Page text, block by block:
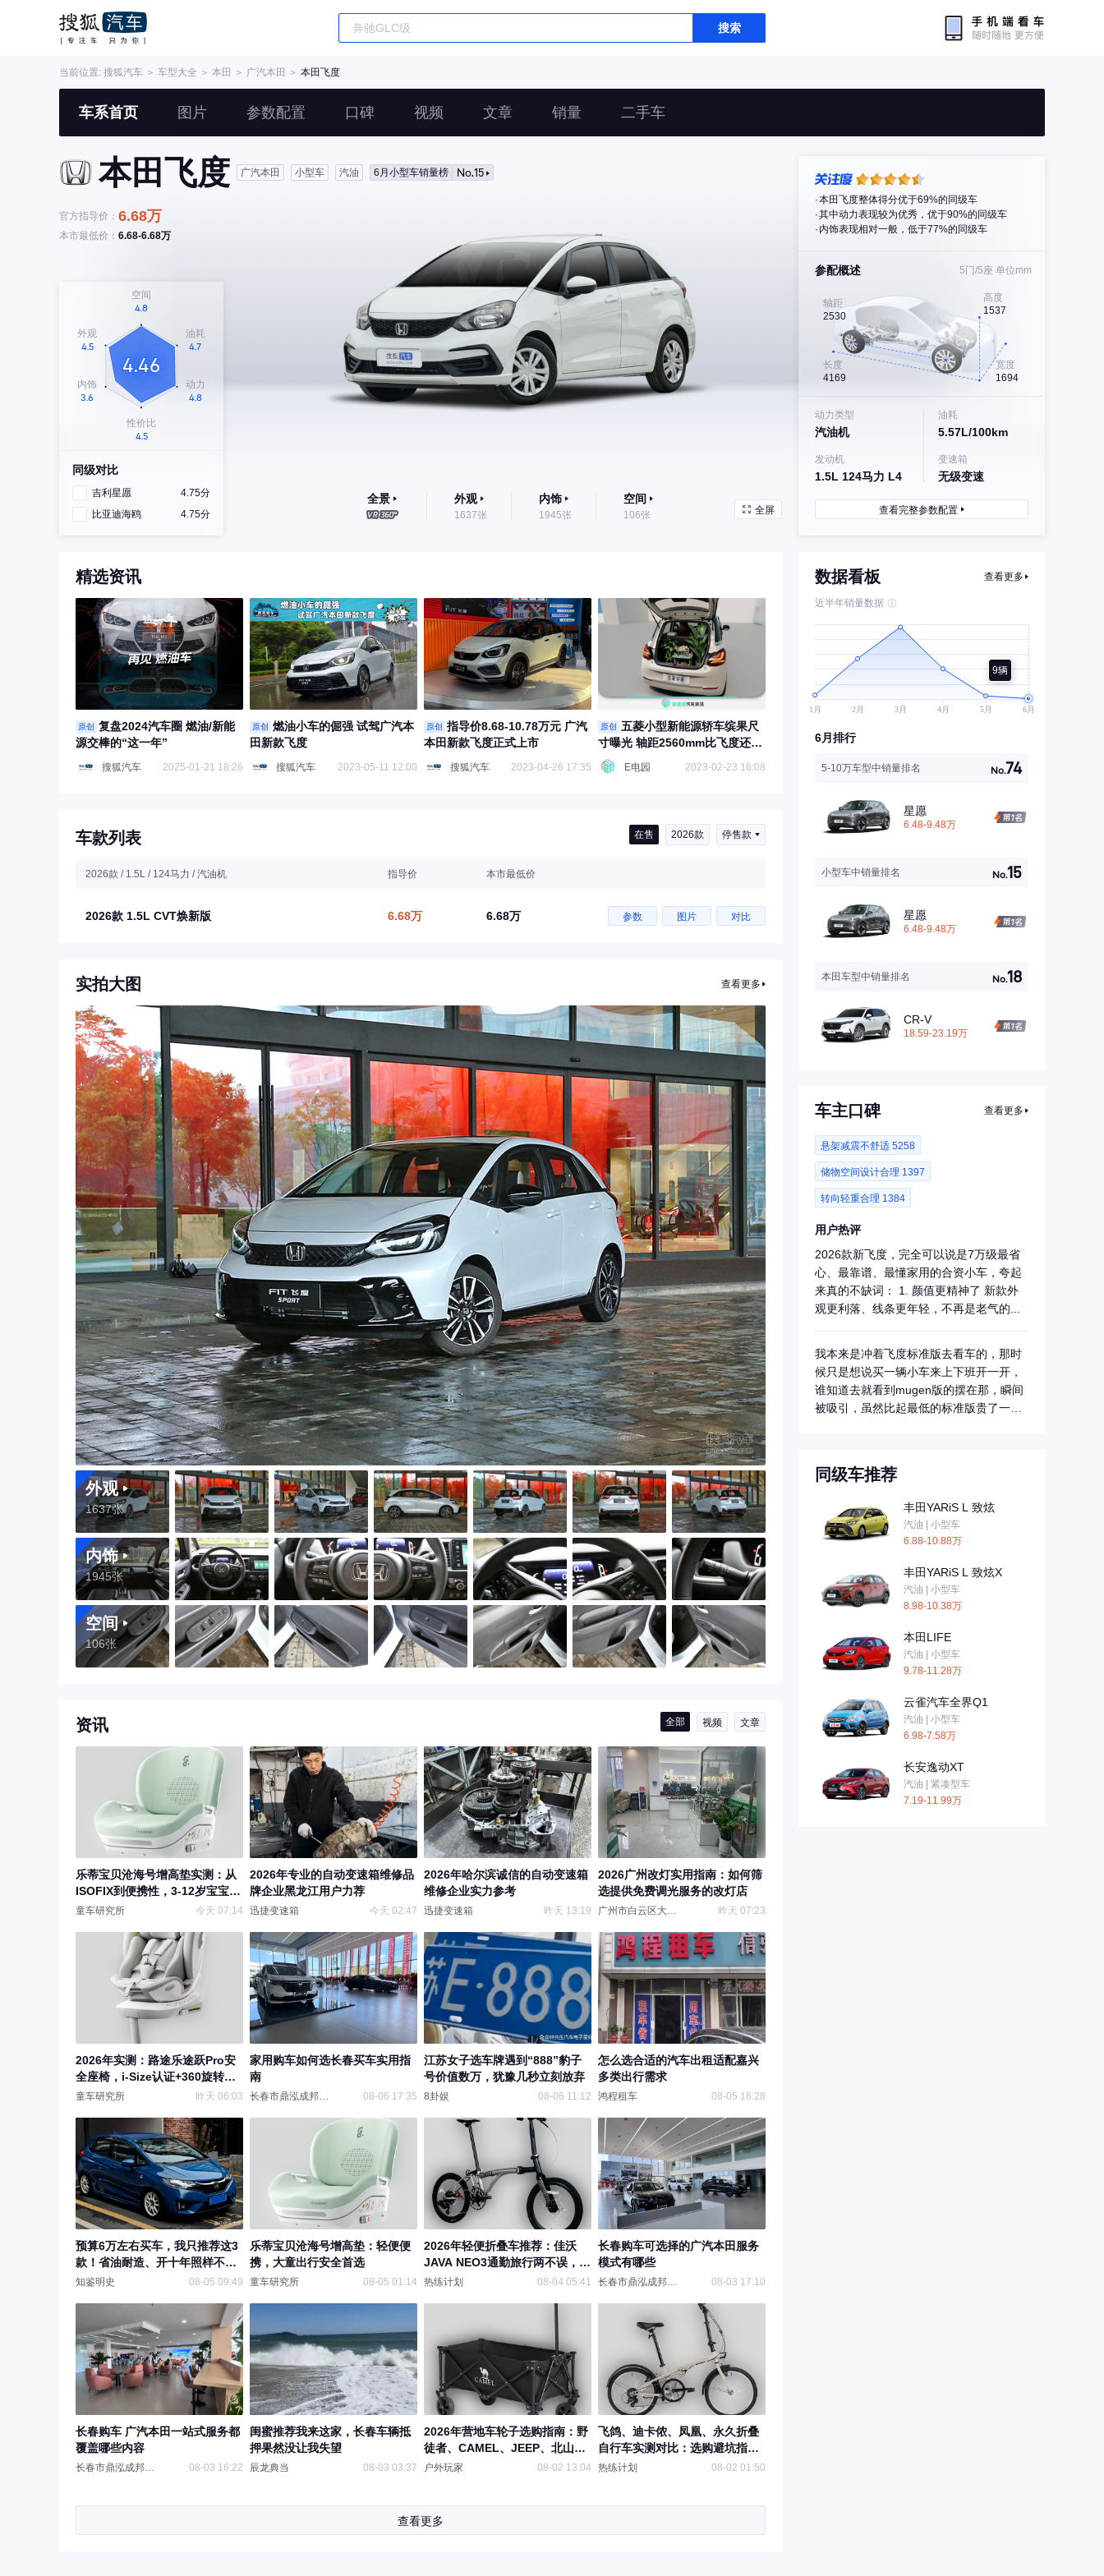
搜索
当前位置: 搜狐汽车 ＞ 车型大全 ＞ 本田 ＞ 广汽本田 ＞ 本田飞度
车系首页 图片 参数配置 口碑 视频 文章 销量 二手车
本田飞度 广汽本田 小型车 汽油 6月小型车销量榜 No.15
官方指导价： 6.68万
本市最低价： 6.68-6.68万
同级对比
吉利星愿
4.75分
比亚迪海鸥
4.75分
全景 外观
1637张
内饰
1945张
空间
106张 全屏
本田飞度整体得分优于69%的同级车
其中动力表现较为优秀，优于90%的同级车
内饰表现相对一般，低于77%的同级车
参配概述 5门/5座 单位mm
轴距
2530
高度
1537
长度
4169
宽度
1694
动力类型
汽油机
油耗
5.57L/100km
发动机
1.5L 124马力 L4
变速箱
无级变速
查看完整参数配置
精选资讯
原创
复盘2024汽车圈 燃油/新能
源交棒的“这一年”
搜狐汽车 2025-01-21 18:26
原创
燃油小车的倔强 试驾广汽本
田新款飞度
搜狐汽车 2023-05-11 12:00
原创
指导价8.68-10.78万元 广汽
本田新款飞度正式上市
搜狐汽车 2023-04-26 17:35
原创
五菱小型新能源轿车缤果尺
寸曝光 轴距2560mm比飞度还要
大
E电园 2023-02-23 16:08
车款列表 在售 2026款 停售款
2026款 / 1.5L / 124马力 / 汽油机 指导价 本市最低价
2026款 1.5L CVT焕新版 6.68万 6.68万 参数 图片 对比
实拍大图 查看更多
外观
1637张
内饰
1945张
空间
106张
资讯 全部 视频 文章
乐蒂宝贝沧海号增高垫实测：从
ISOFIX到便携性，3-12岁宝宝出
行神器对比评测
童车研究所 今天 07:14
2026年专业的自动变速箱维修品
牌企业黑龙江用户力荐
迅捷变速箱 今天 02:47
2026年哈尔滨诚信的自动变速箱
维修企业实力参考
迅捷变速箱 昨天 13:19
2026广州改灯实用指南：如何筛
选提供免费调光服务的改灯店
广州市白云区大宋车灯 昨天 07:23
2026年实测：路途乐途跃Pro安
全座椅，i-Size认证+360旋转，
带娃出行神器
童车研究所 昨天 06:03
家用购车如何选长春买车实用指
南
长春市鼎泓成邦汽车 08-06 17:35
江苏女子选车牌遇到“888”豹子
号价值数万，犹豫几秒立刻放弃
8卦娱 08-06 11:12
怎么选合适的汽车出租适配嘉兴
多类出行需求
鸿程租车 08-05 16:28
预算6万左右买车，我只推荐这3
款！省油耐造、开十年照样不心
疼
知鉴明史 08-05 09:49
乐蒂宝贝沧海号增高垫：轻便便
携，大童出行安全首选
童车研究所 08-05 01:14
2026年轻便折叠车推荐：佳沃
JAVA NEO3通勤旅行两不误，高
性价比折叠车深度体验
热练计划 08-04 05:41
长春购车可选择的广汽本田服务
模式有哪些
长春市鼎泓成邦汽车 08-03 17:10
长春购车 广汽本田一站式服务都
覆盖哪些内容
长春市鼎泓成邦汽车 08-03 16:22
闺蜜推荐我来这家，长春车辆抵
押果然没让我失望
辰龙典当 08-03 03:37
2026年营地车轮子选购指南：野
徒者、CAMEL、JEEP、北山狼
四款实测对比
户外玩家 08-02 13:04
飞鸽、迪卡侬、凤凰、永久折叠
自行车实测对比：选购避坑指
南，这5个维度决定你骑得爽不爽
热练计划 08-02 01:50
查看更多
数据看板 查看更多
近半年销量数据
9辆
6月排行
5-10万车型中销量排名 No.74
星愿
6.48-9.48万
小型车中销量排名 No.15
星愿
6.48-9.48万
本田车型中销量排名 No.18
CR-V
18.59-23.19万
车主口碑 查看更多
悬架减震不舒适 5258
储物空间设计合理 1397
转向轻重合理 1384
用户热评
2026款新飞度，完全可以说是7万级最省
心、最靠谱、最懂家用的合资小车，夸起
来真的不缺词： 1. 颜值更精神了 新款外
观更利落、线条更年轻，不再是老气的...
我本来是冲着飞度标准版去看车的，那时
候只是想说买一辆小车来上下班开一开，
谁知道去就看到mugen版的摆在那，瞬间
被吸引，虽然比起最低的标准版贵了一
同级车推荐
丰田YARiS L 致炫
汽油 | 小型车
6.88-10.88万
丰田YARiS L 致炫X
汽油 | 小型车
8.98-10.38万
本田LIFE
汽油 | 小型车
9.78-11.28万
云雀汽车全界Q1
汽油 | 小型车
6.98-7.58万
长安逸动XT
汽油 | 紧凑型车
7.19-11.99万